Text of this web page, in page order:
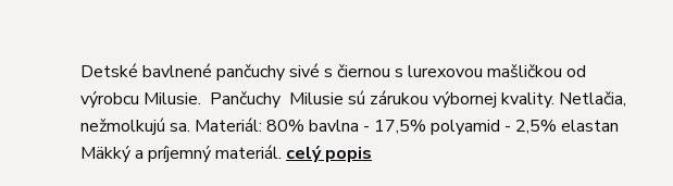
Detské bavlnené pančuchy sivé s čiernou s lurexovou mašličkou od
výrobcu Milusie. Pančuchy Milusie sú zárukou výbornej kvality. Netlačia,
nežmolkujú sa. Materiál: 80% bavlna - 17,5% polyamid - 2,5% elastan
Mäkký a príjemný materiál. celý popis